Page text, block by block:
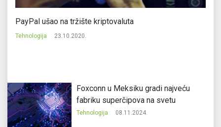
PayPal ušao na tržište kriptovaluta
Tehnologija 23.10.2020.
Foxconn u Meksiku gradi najveću
fabriku superčipova na svetu
Tehnologija 08.11.2024.